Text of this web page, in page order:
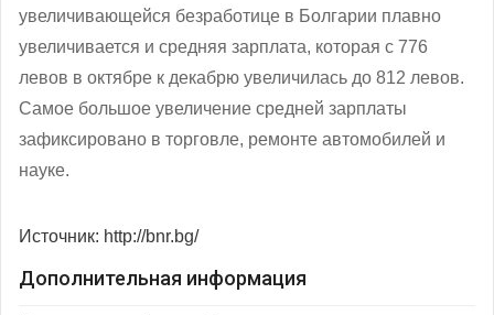
увеличивающейся безработице в Болгарии плавно
увеличивается и средняя зарплата, которая с 776
левов в октябре к декабрю увеличилась до 812 левов.
Самое большое увеличение средней зарплаты
зафиксировано в торговле, ремонте автомобилей и
науке.
Источник: http://bnr.bg/
Дополнительная информация